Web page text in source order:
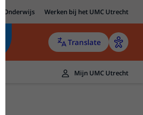
Onderwijs Werken bij het UMC Utrecht
Translate
Mijn UMC Utrecht